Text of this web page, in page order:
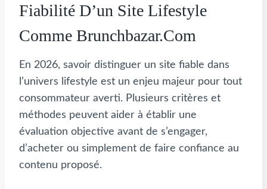
Fiabilité D’un Site Lifestyle
Comme Brunchbazar.com
En 2026, savoir distinguer un site fiable dans
l’univers lifestyle est un enjeu majeur pour tout
consommateur averti. Plusieurs critères et
méthodes peuvent aider à établir une
évaluation objective avant de s’engager,
d’acheter ou simplement de faire confiance au
contenu proposé.